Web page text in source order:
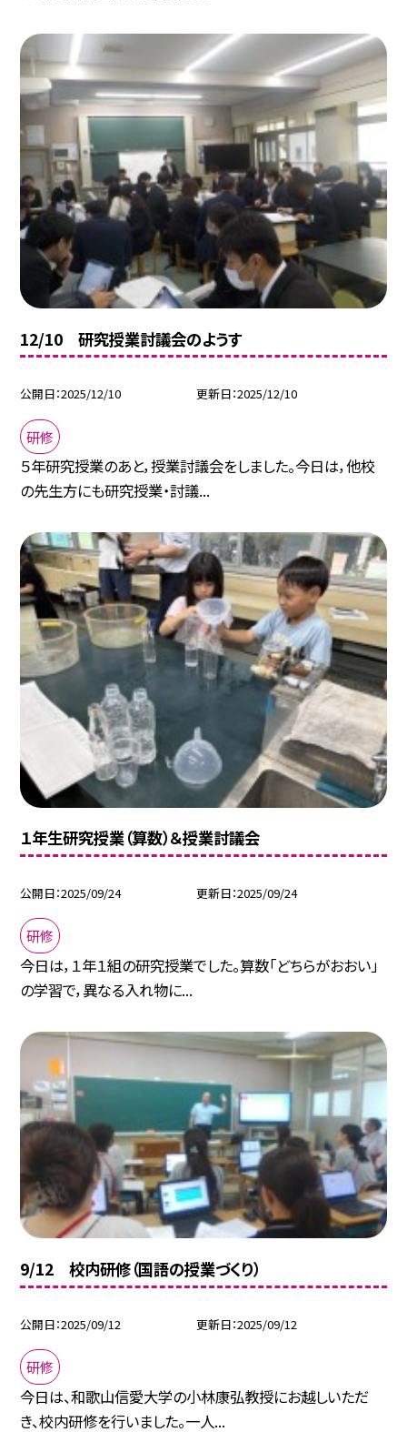
12/10 研究授業討議会のようす
公開日 2025/12/10 更新日 2025/12/10
研修
５年研究授業のあと，授業討議会をしました。今日は，他校
の先生方にも研究授業・討議...
１年生研究授業（算数）＆授業討議会
公開日 2025/09/24 更新日 2025/09/24
研修
今日は，１年１組の研究授業でした。算数「どちらがおおい」
の学習で，異なる入れ物に...
9/12 校内研修（国語の授業づくり）
公開日 2025/09/12 更新日 2025/09/12
研修
今日は、和歌山信愛大学の小林康弘教授にお越しいただ
き、校内研修を行いました。一人...